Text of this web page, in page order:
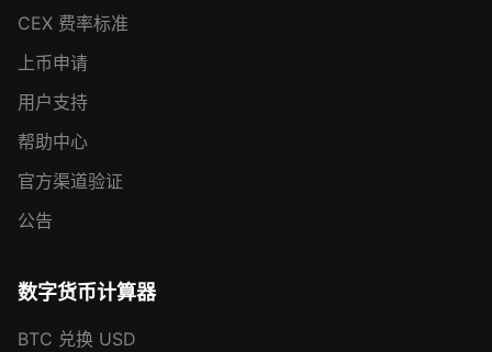
CEX 费率标准
上币申请
用户支持
帮助中心
官方渠道验证
公告
数字货币计算器
BTC 兑换 USD